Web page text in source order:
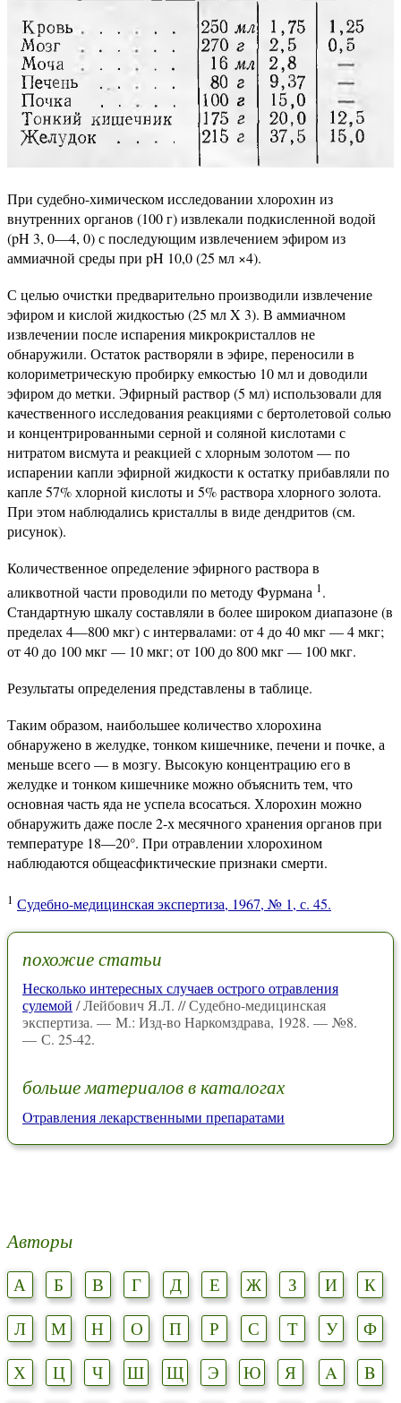
При судебно-химическом исследовании хлорохин из
внутренних органов (100 г) извлекали подкисленной водой
(pH 3, 0—4, 0) с последующим извлечением эфиром из
аммиачной среды при pH 10,0 (25 мл ×4).
С целью очистки предварительно производили извлечение
эфиром и кислой жидкостью (25 мл X 3). В аммиачном
извлечении после испарения микрокристаллов не
обнаружили. Остаток растворяли в эфире, переносили в
колориметрическую пробирку емкостью 10 мл и доводили
эфиром до метки. Эфирный раствор (5 мл) использовали для
качественного исследования реакциями с бертолетовой солью
и концентрированными серной и соляной кислотами с
нитратом висмута и реакцией с хлорным золотом — по
испарении капли эфирной жидкости к остатку прибавляли по
капле 57% хлорной кислоты и 5% раствора хлорного золота.
При этом наблюдались кристаллы в виде дендритов (см.
рисунок).
Количественное определение эфирного раствора в
аликвотной части проводили по методу Фурмана 1.
Стандартную шкалу составляли в более широком диапазоне (в
пределах 4—800 мкг) с интервалами: от 4 до 40 мкг — 4 мкг;
от 40 до 100 мкг — 10 мкг; от 100 до 800 мкг — 100 мкг.
Результаты определения представлены в таблице.
Таким образом, наибольшее количество хлорохина
обнаружено в желудке, тонком кишечнике, печени и почке, а
меньше всего — в мозгу. Высокую концентрацию его в
желудке и тонком кишечнике можно объяснить тем, что
основная часть яда не успела всосаться. Хлорохин можно
обнаружить даже после 2-х месячного хранения органов при
температуре 18—20°. При отравлении хлорохином
наблюдаются общеасфиктические признаки смерти.
1 Судебно-медицинская экспертиза, 1967, № 1, с. 45.
похожие статьи
Несколько интересных случаев острого отравления
сулемой / Лейбович Я.Л. // Судебно-медицинская
экспертиза. — М.: Изд-во Наркомздрава, 1928. — №8.
— С. 25-42.
больше материалов в каталогах
Отравления лекарственными препаратами
Авторы
А Б В Г Д Е Ж З И
К
Л
М Н О П Р С Т У
Ф
Х
Ц Ч Ш Щ Э Ю Я A
B